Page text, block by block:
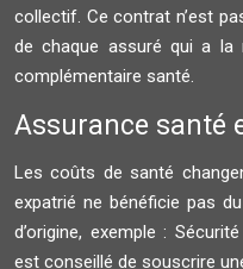
collectif. Ce contrat n’est
de chaque assuré qui a la
complémentaire santé.
Assurance santé
Les coûts de santé
expatrié ne bénéficie pas
d’origine, exemple :
est conseillé de souscrire